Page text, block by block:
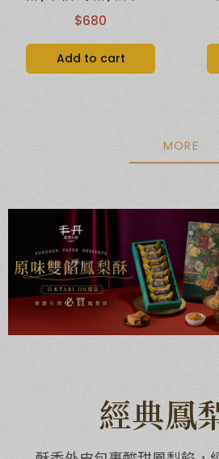
酥(附提袋)
$680
Add to cart
MORE
經典鳳